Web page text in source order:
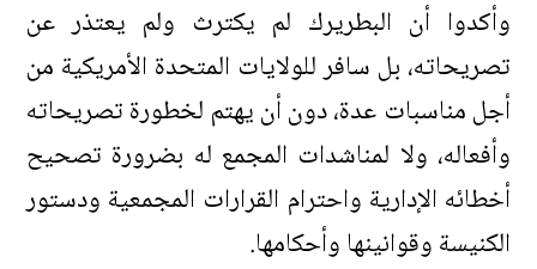
وأكدوا أن البطريرك لم يكترث ولم يعتذر عن
تصريحاته، بل سافر للولايات المتحدة الأمريكية من
أجل مناسبات عدة، دون أن يهتم لخطورة تصريحاته
وأفعاله، ولا لمناشدات المجمع له بضرورة تصحيح
أخطائه الإدارية واحترام القرارات المجمعية ودستور
الكنيسة وقوانينها وأحكامها.